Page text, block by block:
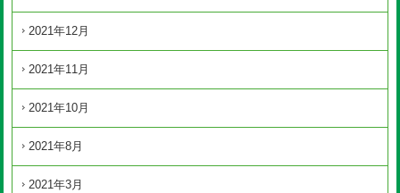
2021年12月
2021年11月
2021年10月
2021年8月
2021年3月